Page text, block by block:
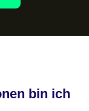
bin ich